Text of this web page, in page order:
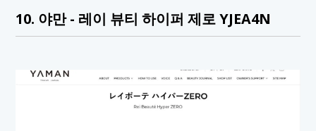
10. 야만 - 레이 뷰티 하이퍼 제로 YJEA4N